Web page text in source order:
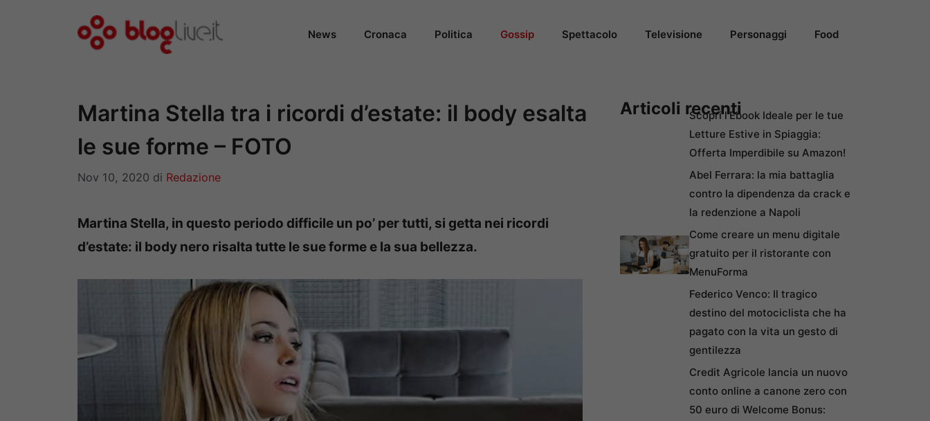
News Cronaca Politica Gossip Spettacolo Televisione Personaggi Food
Martina Stella tra i ricordi d’estate: il body esalta
le sue forme – FOTO
Nov 10, 2020 di Redazione
Martina Stella, in questo periodo difficile un po’ per tutti, si getta nei ricordi
d’estate: il body nero risalta tutte le sue forme e la sua bellezza.
Articoli recentiScopri l’Ebook Ideale per le tue
Letture Estive in Spiaggia:
Offerta Imperdibile su Amazon!
Abel Ferrara: la mia battaglia
contro la dipendenza da crack e
la redenzione a Napoli
Come creare un menu digitale
gratuito per il ristorante con
MenuForma
Federico Venco: Il tragico
destino del motociclista che ha
pagato con la vita un gesto di
gentilezza
Credit Agricole lancia un nuovo
conto online a canone zero con
50 euro di Welcome Bonus: